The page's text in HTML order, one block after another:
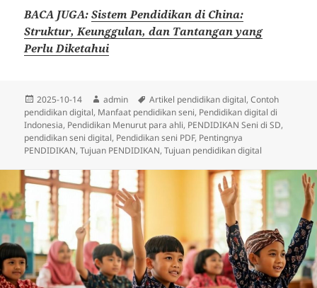
BACA JUGA:Sistem Pendidikan di China:
Struktur, Keunggulan, dan Tantangan yang
Perlu Diketahui
Diposkan
pada
2025-10-14 Penulis
admin Tag
Artikel pendidikan digital,Contoh
pendidikan digital, Manfaat pendidikan seni, Pendidikan digital di
Indonesia, Pendidikan Menurut para ahli, PENDIDIKAN Seni di SD,
pendidikan seni digital, Pendidikan seni PDF, Pentingnya
PENDIDIKAN,Tujuan PENDIDIKAN,Tujuan pendidikan digital